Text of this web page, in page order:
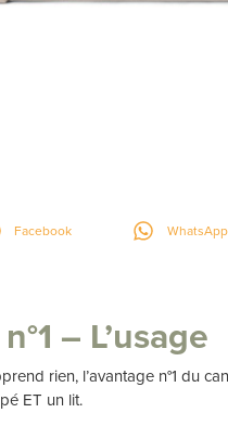
Facebook WhatsApp
– L’usage
rien, l’avantage n°1 du
ET un lit.